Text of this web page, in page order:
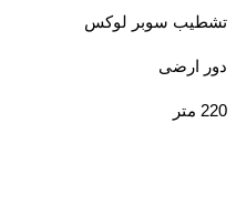
تشطيب سوبر لوكس
دور ارضى
220 متر